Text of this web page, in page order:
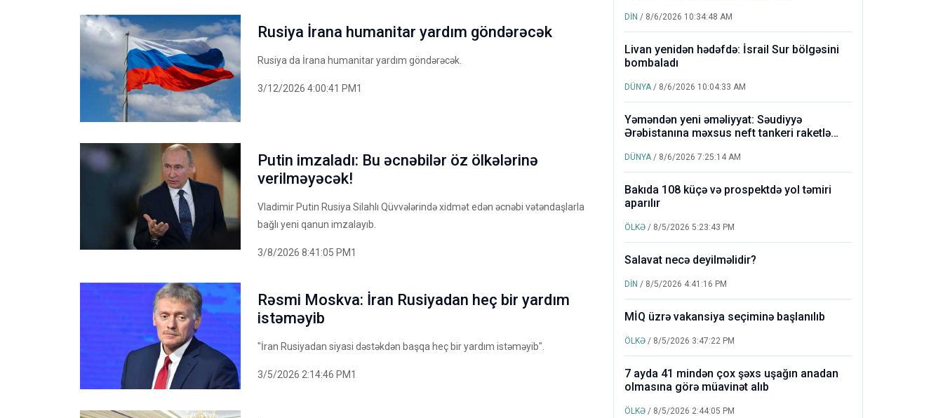
Rusiya İrana humanitar yardım göndərəcək
Rusiya da İrana humanitar yardım göndərəcək.
3/12/2026 4:00:41 PM1
Putin imzaladı: Bu əcnəbilər öz ölkələrinə
verilməyəcək!
Vladimir Putin Rusiya Silahlı Qüvvələrində xidmət edən əcnəbi vətəndaşlarla
bağlı yeni qanun imzalayıb.
3/8/2026 8:41:05 PM1
Rəsmi Moskva: İran Rusiyadan heç bir yardım
istəməyib
"İran Rusiyadan siyasi dəstəkdən başqa heç bir yardım istəməyib".
3/5/2026 2:14:46 PM1
DİN / 8/6/2026 10:34:48 AM
Livan yenidən hədəfdə: İsrail Sur bölgəsini
bombaladı
DÜNYA/ 8/6/2026 10:04:33 AM
Yəməndən yeni əməliyyat: Səudiyyə
Ərəbistanına məxsus neft tankeri raketlə
DÜNYA/ 8/6/2026 7:25:14 AM
Bakıda 108 küçə və prospektdə yol təmiri
aparılır
ÖLKƏ / 8/5/2026 5:23:43 PM
Salavat necə deyilməlidir?
DİN / 8/5/2026 4:41:16 PM
MİQ üzrə vakansiya seçiminə başlanılıb
ÖLKƏ / 8/5/2026 3:47:22 PM
7 ayda 41 mindən çox şəxs uşağın anadan
olmasına görə müavinət alıb
ÖLKƏ / 8/5/2026 2:44:05 PM